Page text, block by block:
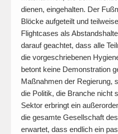
dienen, eingehalten. Der
Blöcke aufgeteilt und
Flightcases als
darauf geachtet, dass alle
die vorgeschriebenen
betont keine Demonstration
Maßnahmen der Regierung,
die Politik, die Branche nicht
Sektor erbringt ein
die gesamte Gesellschaft
erwartet, dass endlich ein